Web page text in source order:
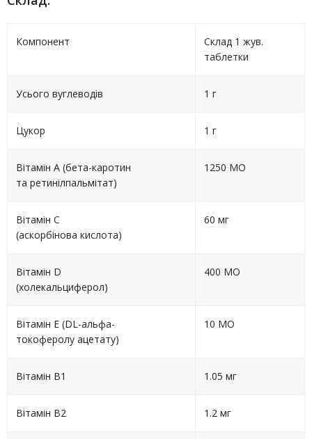
Компонент
Склад 1 жув.
таблетки
Усього вуглеводів 1 г
Цукор 1 г
Вітамін А (бета-каротин
та ретинілпальмітат)
1250 МО
Вітамін С
(аскорбінова кислота)
60 мг
Вітамін D
(холекальциферол)
400 МО
Вітамін Е (DL-альфа-
токоферолу ацетату)
10 МО
Вітамін B1 1.05 мг
Вітамін B2 1.2 мг